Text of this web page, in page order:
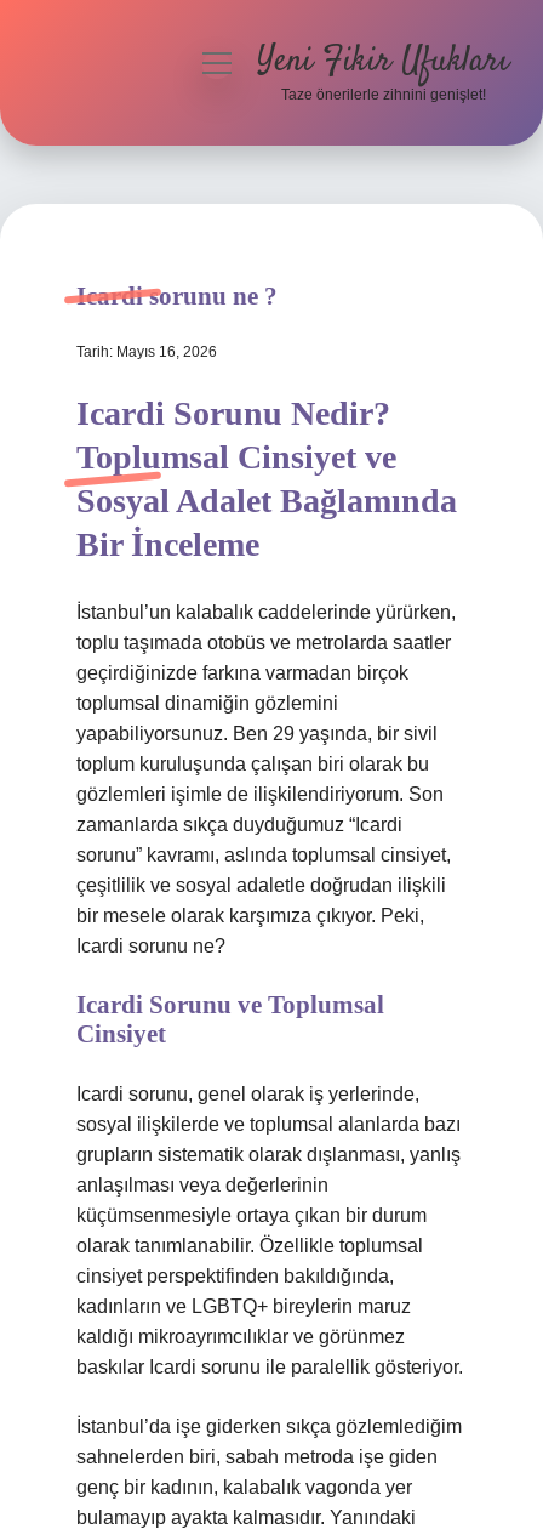
Hakkımızda
menüyüYeni Fikir Ufukları
Taze önerilerle zihnini genişlet!
Icardi sorunu ne ?
Tarih: Mayıs 16, 2026
Icardi Sorunu Nedir?
Toplumsal Cinsiyet ve
Sosyal Adalet Bağlamında
Bir İnceleme
İstanbul’un kalabalık caddelerinde yürürken,
toplu taşımada otobüs ve metrolarda saatler
geçirdiğinizde farkına varmadan birçok
toplumsal dinamiğin gözlemini
yapabiliyorsunuz. Ben 29 yaşında, bir sivil
toplum kuruluşunda çalışan biri olarak bu
gözlemleri işimle de ilişkilendiriyorum. Son
zamanlarda sıkça duyduğumuz “Icardi
sorunu” kavramı, aslında toplumsal cinsiyet,
çeşitlilik ve sosyal adaletle doğrudan ilişkili
bir mesele olarak karşımıza çıkıyor. Peki,
Icardi sorunu ne?
Icardi Sorunu ve Toplumsal
Cinsiyet
Icardi sorunu, genel olarak iş yerlerinde,
sosyal ilişkilerde ve toplumsal alanlarda bazı
grupların sistematik olarak dışlanması, yanlış
anlaşılması veya değerlerinin
küçümsenmesiyle ortaya çıkan bir durum
olarak tanımlanabilir. Özellikle toplumsal
cinsiyet perspektifinden bakıldığında,
kadınların ve LGBTQ+ bireylerin maruz
kaldığı mikroayrımcılıklar ve görünmez
baskılar Icardi sorunu ile paralellik gösteriyor.
İstanbul’da işe giderken sıkça gözlemlediğim
sahnelerden biri, sabah metroda işe giden
genç bir kadının, kalabalık vagonda yer
bulamayıp ayakta kalmasıdır. Yanındaki